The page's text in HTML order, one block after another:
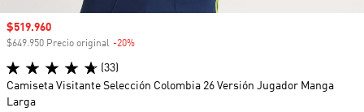
Precio de venta
$519.960
$649.950 Precio original -20%
(33)
Camiseta Visitante Selección Colombia 26 Versión Jugador Manga
Larga